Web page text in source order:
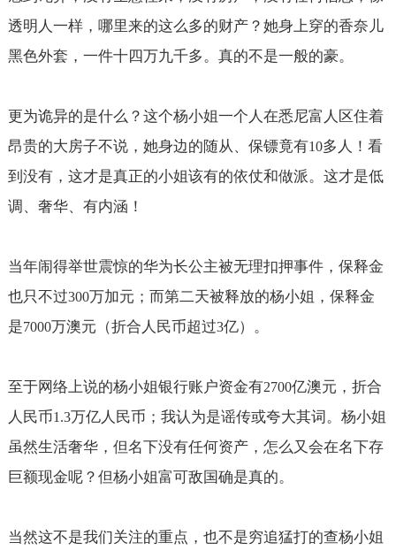
透明人一样，哪里来的这么多的财产？她身上穿的香奈儿
黑色外套，一件十四万九千多。真的不是一般的豪。
更为诡异的是什么？这个杨小姐一个人在悉尼富人区住着
昂贵的大房子不说，她身边的随从、保镖竟有10多人！看
到没有，这才是真正的小姐该有的依仗和做派。这才是低
调、奢华、有内涵！
当年闹得举世震惊的华为长公主被无理扣押事件，保释金
也只不过300万加元；而第二天被释放的杨小姐，保释金
是7000万澳元（折合人民币超过3亿）。
至于网络上说的杨小姐银行账户资金有2700亿澳元，折合
人民币1.3万亿人民币；我认为是谣传或夸大其词。杨小姐
虽然生活奢华，但名下没有任何资产，怎么又会在名下存
巨额现金呢？但杨小姐富可敌国确是真的。
当然这不是我们关注的重点，也不是穷追猛打的查杨小姐